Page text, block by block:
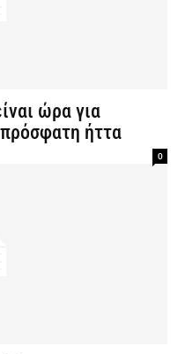
ώρα για
πρόσφατη ήττα
0